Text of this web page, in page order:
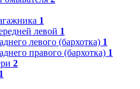
1
левой 1
левого (бархотка) 1
правого (бархотка) 1
2
1